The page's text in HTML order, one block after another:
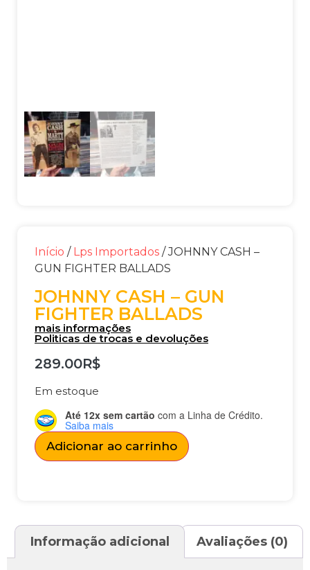
Início / Lps Importados / JOHNNY CASH –
GUN FIGHTER BALLADS
JOHNNY CASH – GUN
FIGHTER BALLADS
mais informações
Politicas de trocas e devoluções
289.00R$
Em estoque
Até 12x sem cartão com a Linha de Crédito.
Saiba mais
Adicionar ao carrinho
Informação adicional Avaliações (0)